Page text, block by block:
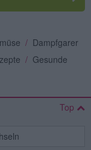
/ Dampfgarer
/ Gesunde
Top